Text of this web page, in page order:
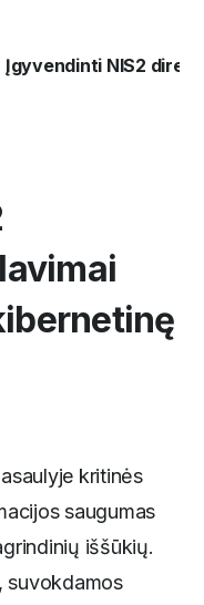
Įgyvendinti NIS2
kritinės
saugumas
iššūkių.
suvokdamos